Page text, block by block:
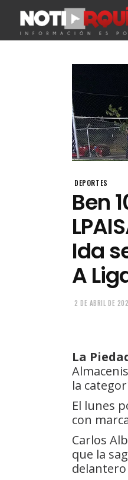
DEPORTES
Ben
Ida
A
2 DE ABRIL DE
La
la
El lunes
con
Carlos
que la
delantero